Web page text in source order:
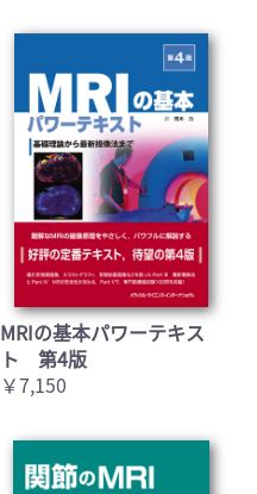
MRIの基本パワーテキス
ト 第4版
￥7,150